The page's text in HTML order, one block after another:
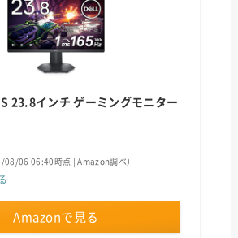
23.8インチ ゲーミングモニター
08/06 06:40時点 | Amazon調べ）
Amazonで見る